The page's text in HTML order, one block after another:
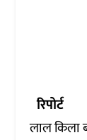
रिपोर्ट
लाल किला